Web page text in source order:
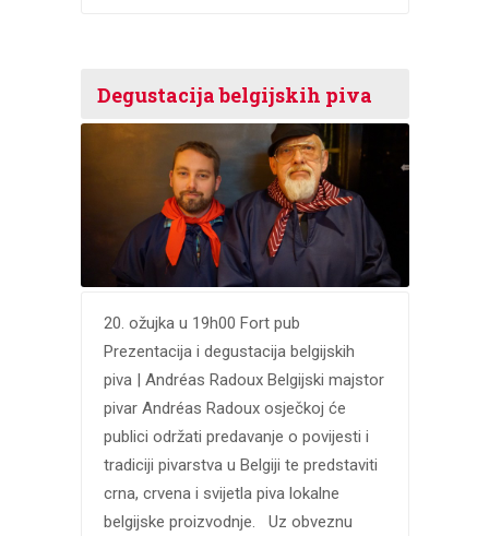
Degustacija belgijskih piva
20. ožujka u 19h00 Fort pub
Prezentacija i degustacija belgijskih
piva | Andréas Radoux Belgijski majstor
pivar Andréas Radoux osječkoj će
publici održati predavanje o povijesti i
tradiciji pivarstva u Belgiji te predstaviti
crna, crvena i svijetla piva lokalne
belgijske proizvodnje. Uz obveznu